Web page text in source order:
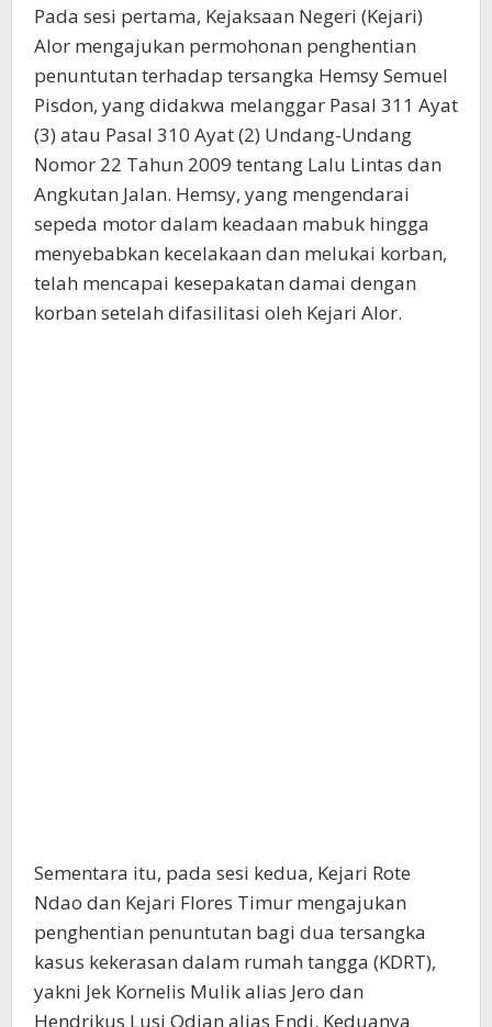
Pada sesi pertama, Kejaksaan Negeri (Kejari)
Alor mengajukan permohonan penghentian
penuntutan terhadap tersangka Hemsy Semuel
Pisdon, yang didakwa melanggar Pasal 311 Ayat
(3) atau Pasal 310 Ayat (2) Undang-Undang
Nomor 22 Tahun 2009 tentang Lalu Lintas dan
Angkutan Jalan. Hemsy, yang mengendarai
sepeda motor dalam keadaan mabuk hingga
menyebabkan kecelakaan dan melukai korban,
telah mencapai kesepakatan damai dengan
korban setelah difasilitasi oleh Kejari Alor.
Sementara itu, pada sesi kedua, Kejari Rote
Ndao dan Kejari Flores Timur mengajukan
penghentian penuntutan bagi dua tersangka
kasus kekerasan dalam rumah tangga (KDRT),
yakni Jek Kornelis Mulik alias Jero dan
Hendrikus Lusi Odjan alias Endi. Keduanya